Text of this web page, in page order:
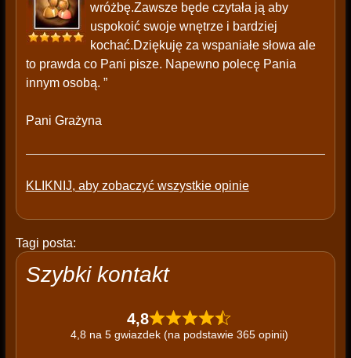
wróżbę.Zawsze będe czytała ją aby
uspokoić swoje wnętrze i bardziej
kochać.Dziękuję za wspaniałe słowa ale
to prawda co Pani pisze. Napewno polecę Pania
innym osobą. ”
Pani Grażyna
KLIKNIJ, aby zobaczyć wszystkie opinie
Tagi posta:
Szybki kontakt
4,8
4,8 na 5 gwiazdek (na podstawie 365 opinii)